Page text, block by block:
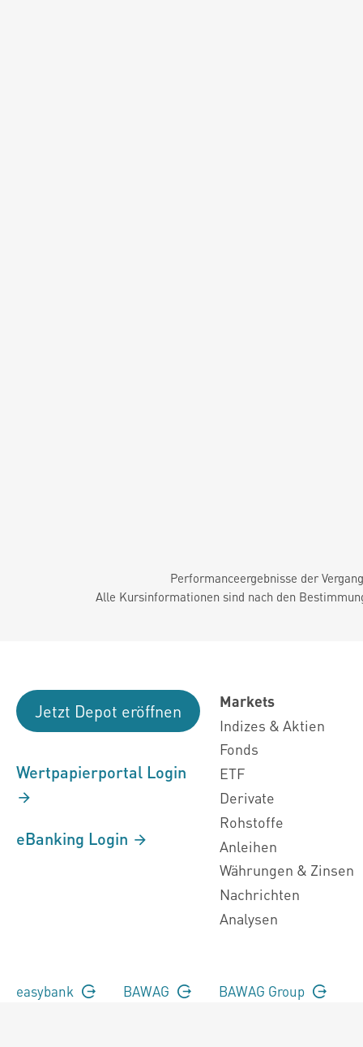
Performanceergebnisse der
Alle Kursinformationen sind nach den
Jetzt Depot eröffnen
Wertpapierportal Login
eBanking Login
Markets
Indizes & Aktien
Fonds
ETF
Derivate
Rohstoffe
Anleihen
Währungen & Zinsen
Nachrichten
Analysen
easybank BAWAG BAWAG Group